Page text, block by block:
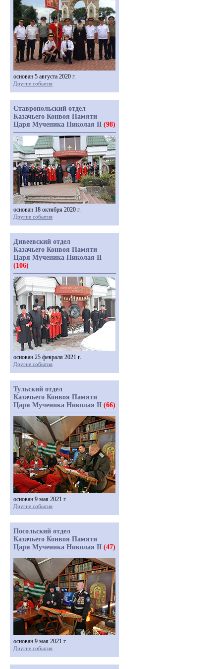
основан 5 августа 2020 г.
Другие события
Ставропольский отдел
Казачьего Конвоя Памяти
Царя Мученика Николая II (98)
основан 18 октября 2020 г.
Другие события
Дивеевский отдел
Казачьего Конвоя Памяти
Царя Мученика Николая II
(106)
основан 25 февраля 2021 г.
Другие события
Тульский отдел
Казачьего Конвоя Памяти
Царя Мученика Николая II (66)
основан 9 мая 2021 г.
Другие события
Посольский отдел
Казачьего Конвоя Памяти
Царя Мученика Николая II (47)
основан 9 мая 2021 г.
Другие события